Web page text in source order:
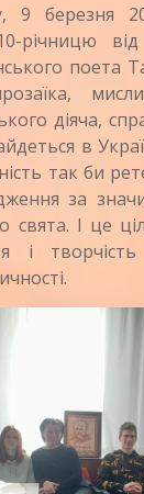
річницю
поета
діяча,
в
так би
за
свята. І це
і